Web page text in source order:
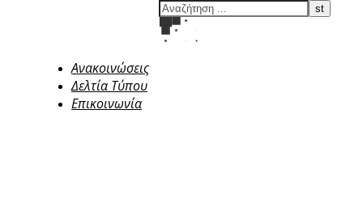
Ανακοινώσεις
Δελτία Τύπου
Επικοινωνία